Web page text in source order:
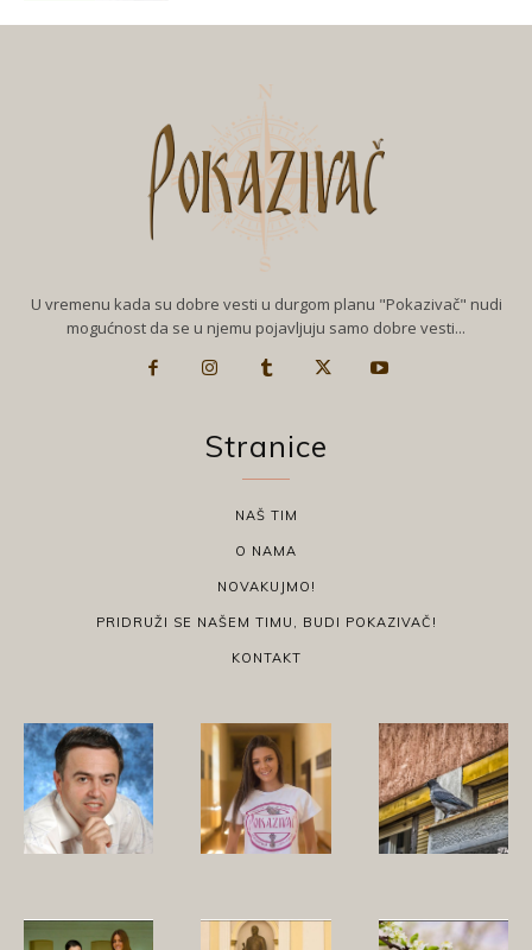
U vremenu kada su dobre vesti u durgom planu "Pokazivač" nudi
mogućnost da se u njemu pojavljuju samo dobre vesti...
Stranice
NAŠ TIM
O NAMA
NOVAKUJMO!
PRIDRUŽI SE NAŠEM TIMU, BUDI POKAZIVAČ!
KONTAKT